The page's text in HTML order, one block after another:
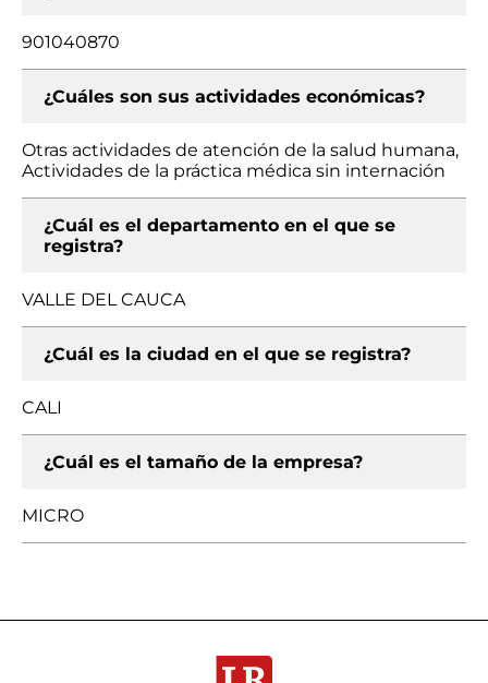
901040870
¿Cuáles son sus actividades económicas?
Otras actividades de atención de la salud humana,
Actividades de la práctica médica sin internación
¿Cuál es el departamento en el que se
registra?
VALLE DEL CAUCA
¿Cuál es la ciudad en el que se registra?
CALI
¿Cuál es el tamaño de la empresa?
MICRO